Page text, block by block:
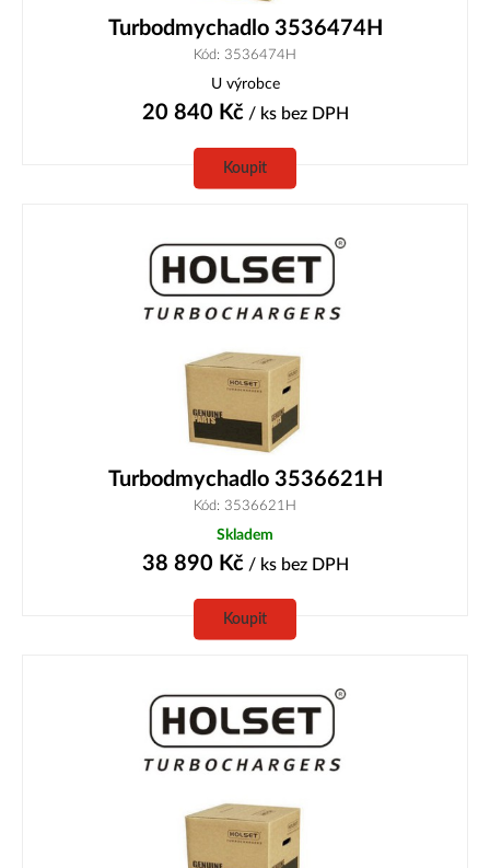
Turbodmychadlo 3536474H
Kód: 3536474H
U výrobce
20 840 Kč/ ks bez DPH
Koupit
Turbodmychadlo 3536621H
Kód: 3536621H
Skladem
38 890 Kč/ ks bez DPH
Koupit